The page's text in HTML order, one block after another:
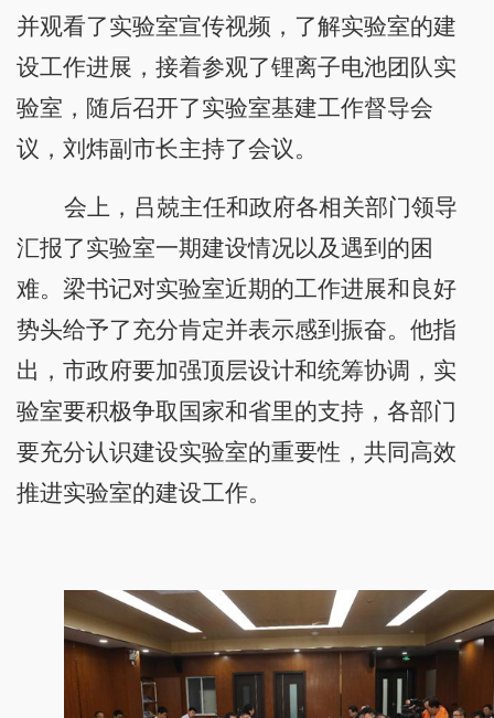
并观看了实验室宣传视频，了解实验室的建
设工作进展，接着参观了锂离子电池团队实
验室，随后召开了实验室基建工作督导会
议，刘炜副市长主持了会议。
会上，吕兢主任和政府各相关部门领导
汇报了实验室一期建设情况以及遇到的困
难。梁书记对实验室近期的工作进展和良好
势头给予了充分肯定并表示感到振奋。他指
出，市政府要加强顶层设计和统筹协调，实
验室要积极争取国家和省里的支持，各部门
要充分认识建设实验室的重要性，共同高效
推进实验室的建设工作。